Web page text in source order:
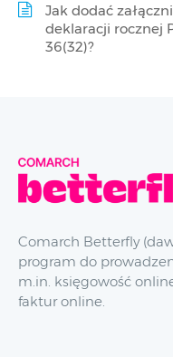
Jak dodać
deklaracji rocznej
36(32)?
Comarch Betterfly
program do
m.in. księgowość
faktur online.